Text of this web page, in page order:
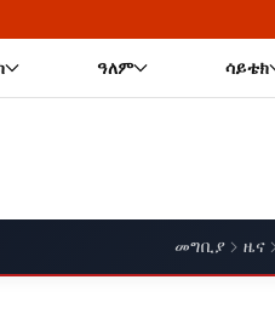
ዓለም ሳይቴክ
መግቢያ ዜና